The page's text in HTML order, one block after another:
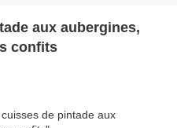
aux aubergines,
confits